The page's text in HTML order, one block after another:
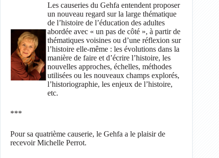
Les causeries du Gehfa entendent proposer
un nouveau regard sur la large thématique
de l’histoire de l’éducation des adultes
abordée avec « un pas de côté », à partir de
thématiques voisines ou d’une réflexion sur
l’histoire elle-même : les évolutions dans la
manière de faire et d’écrire l’histoire, les
nouvelles approches, échelles, méthodes
utilisées ou les nouveaux champs explorés,
l’historiographie, les enjeux de l’histoire,
etc.
***
Pour sa quatrième causerie, le Gehfa a le plaisir de
recevoir Michelle Perrot.